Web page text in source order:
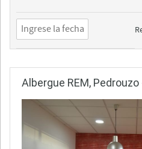
Albergue REM, Pedrouzo